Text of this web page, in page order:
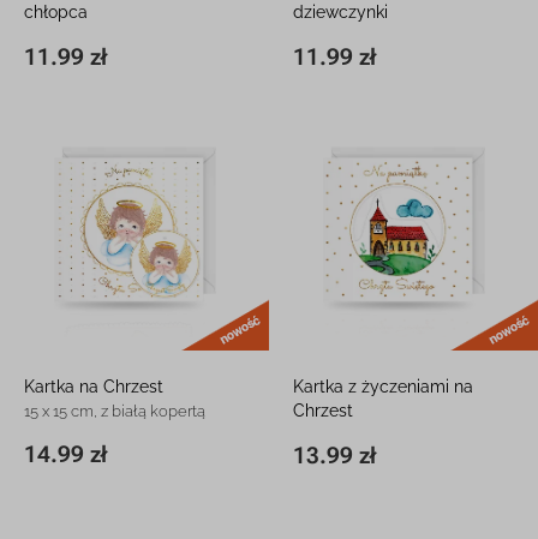
chłopca
11.99 zł
11,8 x 16,3 cm
dziewczynki
11.99 zł
11,8 x 16,3 cm
Kartka na Chrzest
15 x 15 cm, z białą kopertą
14.99 zł
15 x 15 cm
Kartka z życzeniami na
Chrzest
13.99 zł
15 x 15 cm